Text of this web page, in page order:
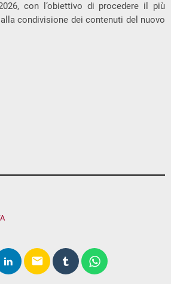
con l’obiettivo di procedere il più
condivisione dei contenuti del nuovo
email